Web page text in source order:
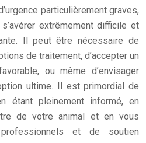
particulièrement graves,
extrêmement difficile et
Il peut être nécessaire de
de traitement, d’accepter un
ou même d’envisager
ultime. Il est primordial de
étant pleinement informé, en
de votre animal et en vous
et de soutien